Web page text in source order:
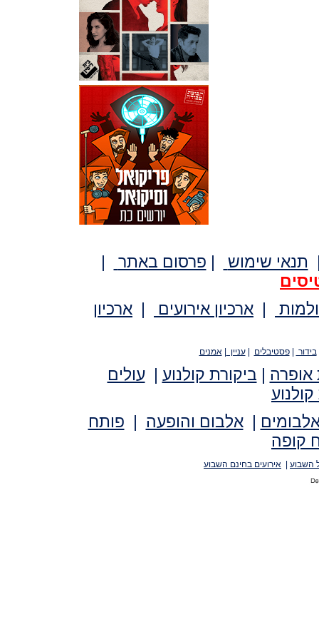
תנאי שימוש | פרסום באתר
|
| ארכיון אירועים | ארכיון
בידור |פסטיבלים |עניין |אמנים
אופרה | ביקורת קולנוע |עולים
קולנוע
|אלבום והופעה | פותח
קופה
השבוע אירועים בחינם השבוע